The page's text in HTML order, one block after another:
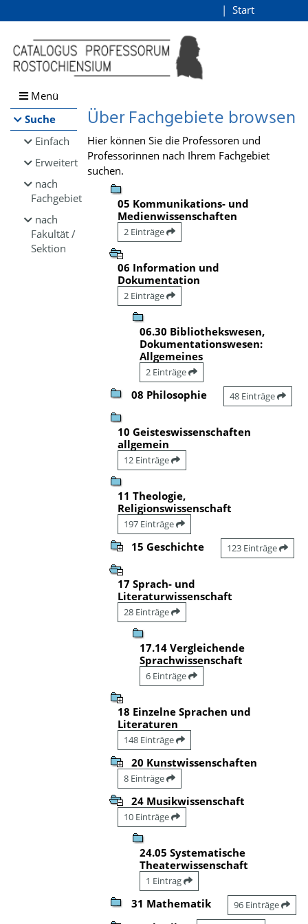
Browsen
direkt zum Inhalt
Start
Menü
Suche
Einfach
Erweitert
nach
Fachgebiet
nach
Fakultät /
Sektion
Über Fachgebiete browsen
Hier können Sie die Professoren und
Professorinnen nach Ihrem Fachgebiet
suchen.
05 Kommunikations- und
Medienwissenschaften
2 Einträge
06 Information und
Dokumentation
2 Einträge
06.30 Bibliothekswesen,
Dokumentationswesen:
Allgemeines
2 Einträge
08 Philosophie 48 Einträge
10 Geisteswissenschaften
allgemein
12 Einträge
11 Theologie,
Religionswissenschaft
197 Einträge
15 Geschichte 123 Einträge
17 Sprach- und
Literaturwissenschaft
28 Einträge
17.14 Vergleichende
Sprachwissenschaft
6 Einträge
18 Einzelne Sprachen und
Literaturen
148 Einträge
20 Kunstwissenschaften
8 Einträge
24 Musikwissenschaft
10 Einträge
24.05 Systematische
Theaterwissenschaft
1 Eintrag
31 Mathematik 96 Einträge